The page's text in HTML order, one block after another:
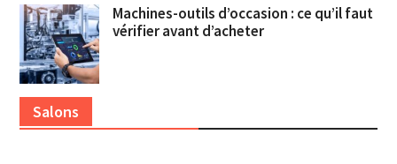
Machines-outils d’occasion : ce qu’il faut
vérifier avant d’acheter
Salons